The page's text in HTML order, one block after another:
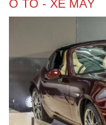
Ô TÔ - XE MÁY